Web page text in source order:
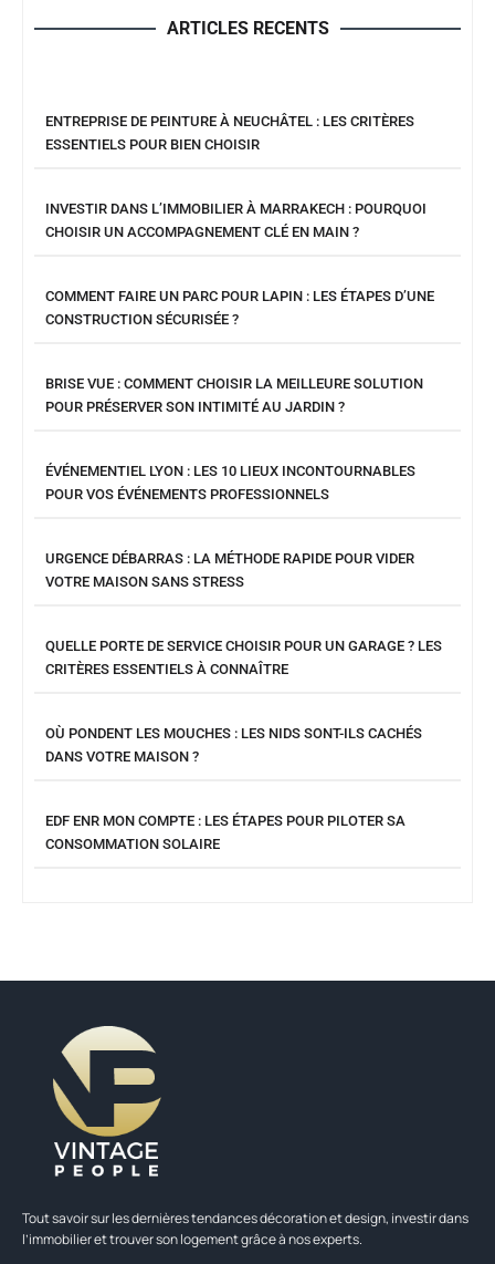
ARTICLES RECENTS
ENTREPRISE DE PEINTURE À NEUCHÂTEL : LES CRITÈRES
ESSENTIELS POUR BIEN CHOISIR
INVESTIR DANS L’IMMOBILIER À MARRAKECH : POURQUOI
CHOISIR UN ACCOMPAGNEMENT CLÉ EN MAIN ?
COMMENT FAIRE UN PARC POUR LAPIN : LES ÉTAPES D’UNE
CONSTRUCTION SÉCURISÉE ?
BRISE VUE : COMMENT CHOISIR LA MEILLEURE SOLUTION
POUR PRÉSERVER SON INTIMITÉ AU JARDIN ?
ÉVÉNEMENTIEL LYON : LES 10 LIEUX INCONTOURNABLES
POUR VOS ÉVÉNEMENTS PROFESSIONNELS
URGENCE DÉBARRAS : LA MÉTHODE RAPIDE POUR VIDER
VOTRE MAISON SANS STRESS
QUELLE PORTE DE SERVICE CHOISIR POUR UN GARAGE ? LES
CRITÈRES ESSENTIELS À CONNAÎTRE
OÙ PONDENT LES MOUCHES : LES NIDS SONT-ILS CACHÉS
DANS VOTRE MAISON ?
EDF ENR MON COMPTE : LES ÉTAPES POUR PILOTER SA
CONSOMMATION SOLAIRE
Tout savoir sur les dernières tendances décoration et design, investir dans
l’immobilier et trouver son logement grâce à nos experts.